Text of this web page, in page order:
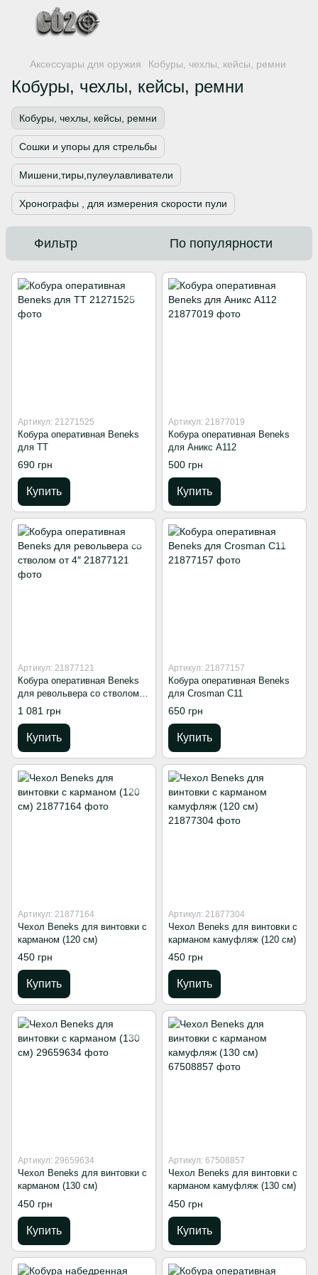
Аксессуары для оружия Кобуры, чехлы, кейсы, ремни
Кобуры, чехлы, кейсы, ремни
Кобуры, чехлы, кейсы, ремни
Сошки и упоры для стрельбы
Мишени,тиры,пулеулавливатели
Хронографы , для измерения скорости пули
Фильтр По популярности
Артикул: 21271525
Кобура оперативная Beneks
для ТТ
690 грн
Купить
Артикул: 21877019
Кобура оперативная Beneks
для Аникс A112
500 грн
Купить
Артикул: 21877121
Кобура оперативная Beneks
для револьвера со стволом
от 4″
1 081 грн
Купить
Артикул: 21877157
Кобура оперативная Beneks
для Crosman С11
650 грн
Купить
Артикул: 21877164
Чехол Beneks для винтовки с
карманом (120 см)
450 грн
Купить
Артикул: 21877304
Чехол Beneks для винтовки с
карманом камуфляж (120 см)
450 грн
Купить
Артикул: 29659634
Чехол Beneks для винтовки с
карманом (130 см)
450 грн
Купить
Артикул: 67508857
Чехол Beneks для винтовки с
карманом камуфляж (130 см)
450 грн
Купить